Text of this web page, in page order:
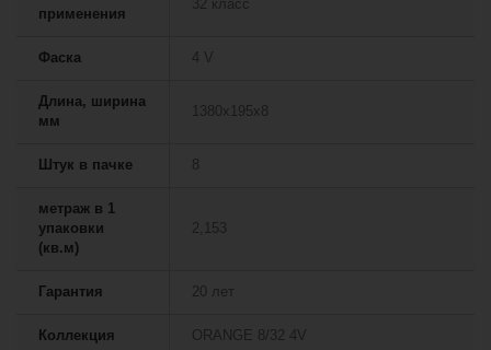
применения
32 класс
Фаска 4 V
Длина, ширина
мм
1380х195х8
Штук в пачке 8
метраж в 1
упаковки
(кв.м)
2,153
Гарантия 20 лет
Коллекция ORANGE 8/32 4V